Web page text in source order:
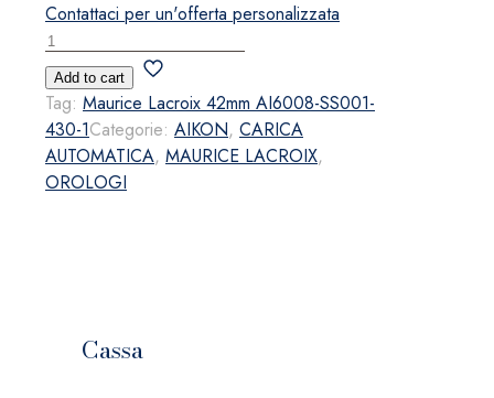
Contattaci per un'offerta personalizzata
Maurice
Lacroix
42mm
AI6008-
SS001-
430-
1
Add to cart
Tag: Maurice Lacroix 42mm AI6008-SS001-
430-1Categorie: AIKON, CARICA
AUTOMATICA, MAURICE LACROIX,
OROLOGI
Cassa